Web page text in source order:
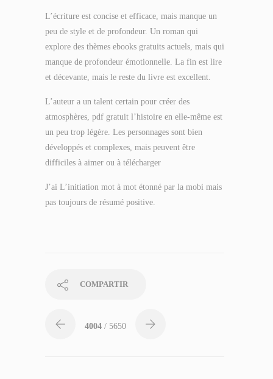
L’écriture est concise et efficace, mais manque un
peu de style et de profondeur. Un roman qui
explore des thèmes ebooks gratuits actuels, mais qui
manque de profondeur émotionnelle. La fin est lire
et décevante, mais le reste du livre est excellent.
L’auteur a un talent certain pour créer des
atmosphères, pdf gratuit l’histoire en elle-même est
un peu trop légère. Les personnages sont bien
développés et complexes, mais peuvent être
difficiles à aimer ou à télécharger
J’ai L’initiation mot à mot étonné par la mobi mais
pas toujours de résumé positive.
COMPARTIR
4004 / 5650